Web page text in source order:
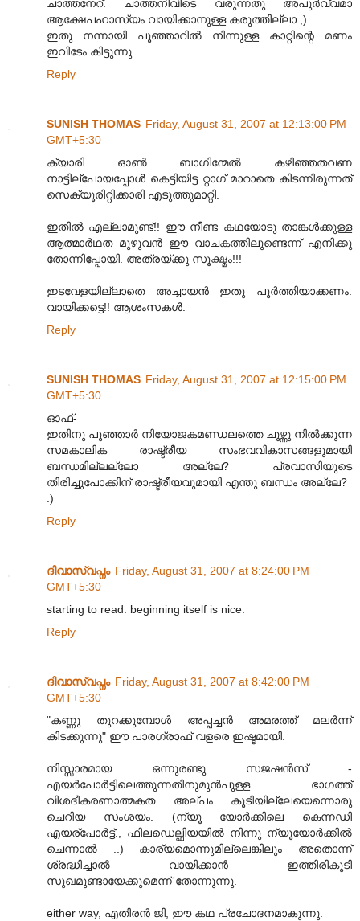
ചാത്തനേറ്: ചാത്തനിവിടെ വരുന്നതു അപുര്‍വ്വമാ
ആക്ഷേപഹാസ്യം വായിക്കാനുള്ള കരുത്തില്ലാ ;)
ഇതു നന്നായി പൂഞ്ഞാറില്‍ നിന്നുള്ള കാറ്റിന്റെ മണം
ഇവിടേം കിട്ടുന്നു.
Reply
SUNISH THOMAS Friday, August 31, 2007 at 12:13:00 PM
GMT+5:30
ക്യാരി ഓണ്‍ ബാഗിന്മേല്‍ കഴിഞ്ഞതവണ
നാട്ടില്പോയപ്പോള്‍ കെട്ടിയിട്ട റ്റാഗ് മാറാതെ കിടന്നിരുന്നത്
സെക്യൂരിറ്റിക്കാരി എടുത്തുമാറ്റി.
ഇതില്‍ എല്ലാമുണ്ട്!! ഈ നീണ്ട കഥയോടു താങ്കള്‍ക്കുള്ള
ആത്മാര്‍ഥത മുഴുവന്‍ ഈ വാചകത്തിലുണ്ടെന്ന് എനിക്കു
തോന്നിപ്പോയി. അത്രയ്ക്കു സൂക്ഷ്മം!!!
ഇടവേളയില്ലാതെ അച്ചായന്‍ ഇതു പൂര്‍ത്തിയാക്കണം.
വായിക്കട്ടെ!! ആശംസകള്‍.
Reply
SUNISH THOMAS Friday, August 31, 2007 at 12:15:00 PM
GMT+5:30
ഓഫ്-
ഇതിനു പൂഞ്ഞാര്‍ നിയോജകമണ്ഡലത്തെ ചൂഴ്ന്നു നില്‍ക്കുന്ന
സമകാലിക രാഷ്ട്രീയ സംഭവവികാസങ്ങളുമായി
ബന്ധമില്ലല്ലോ അല്ലേ? പ്രവാസിയുടെ
തിരിച്ചുപോക്കിന് രാഷ്ട്രീയവുമായി എന്തു ബന്ധം അല്ലേ?
:)
Reply
ദിവാസ്വപ്നം Friday, August 31, 2007 at 8:24:00 PM
GMT+5:30
starting to read. beginning itself is nice.
Reply
ദിവാസ്വപ്നം Friday, August 31, 2007 at 8:42:00 PM
GMT+5:30
"കണ്ണു തുറക്കുമ്പോള്‍ അപ്പച്ചന്‍ അമരത്ത് മലര്‍ന്ന്
കിടക്കുന്നു" ഈ പാരഗ്രാഫ് വളരെ ഇഷ്ടമായി.
നിസ്സാരമായ ഒന്നുരണ്ടു സജഷന്‍സ് -
എയര്‍പോര്‍ട്ടിലെത്തുന്നതിനുമുന്‍പുള്ള ഭാഗത്ത്
വിശദീകരണാത്മകത അല്പം കൂടിയില്ലേയെന്നൊരു
ചെറിയ സംശയം. (ന്യൂ യോര്‍ക്കിലെ കെന്നഡി
എയര്പോര്‍ട്ട്., ഫിലഡെല്ഫിയയില്‍ നിന്നു ന്യൂയോര്‍ക്കില്‍
ചെന്നാല്‍ ..) കാര്യമൊന്നുമില്ലെങ്കിലും അതൊന്ന്
ശ്രദ്ധിച്ചാല്‍ വായിക്കാന്‍ ഇത്തിരികൂടി
സുഖമുണ്ടായേക്കുമെന്ന് തോന്നുന്നു.
either way, എതിരന്‍ ജി, ഈ കഥ പ്രചോദനമാകുന്നു.